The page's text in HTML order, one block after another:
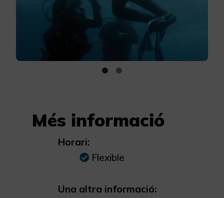
Més informació
Horari:
Flexible
Una altra informació: